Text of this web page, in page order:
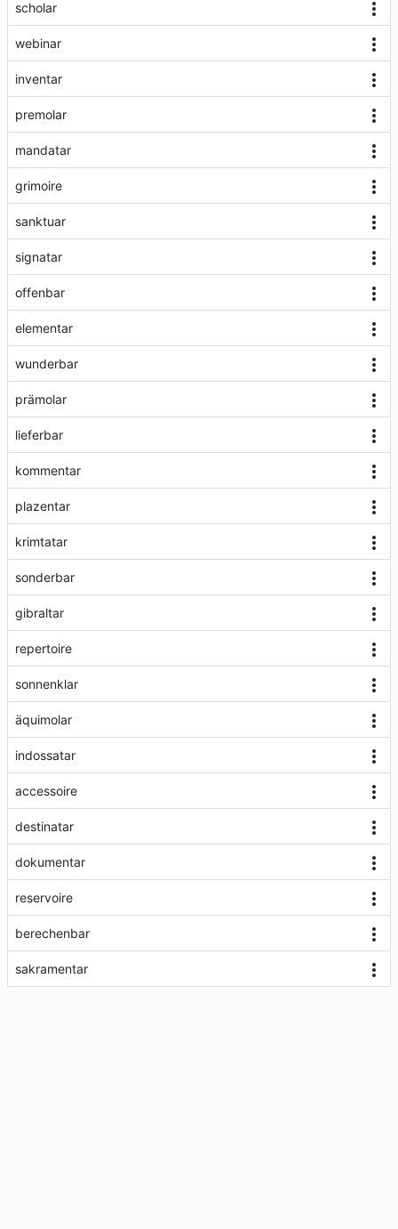
scholar
webinar
inventar
premolar
mandatar
grimoire
sanktuar
signatar
offenbar
elementar
wunderbar
prämolar
lieferbar
kommentar
plazentar
krimtatar
sonderbar
gibraltar
repertoire
sonnenklar
äquimolar
indossatar
accessoire
destinatar
dokumentar
reservoire
berechenbar
sakramentar